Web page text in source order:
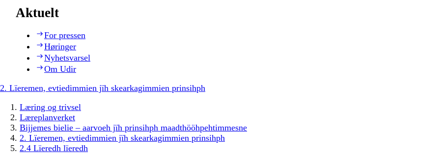
Aktuelt
For pressen
Høringer
Nyhetsvarsel
Om Udir
2. Lïeremen, evtiedimmien jïh skearkagimmien prinsihph
Læring og trivsel
Læreplanverket
Bijjemes bielie – aarvoeh jïh prinsihph maadthööhpehtimmesne
2. Lïeremen, evtiedimmien jïh skearkagimmien prinsihph
2.4 Lïeredh lïeredh